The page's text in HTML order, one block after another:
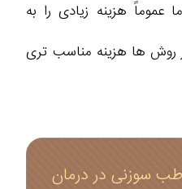
عموماً هزینه زیادی را به
روش ها هزینه مناسب تری
طب سوزنی در درمان